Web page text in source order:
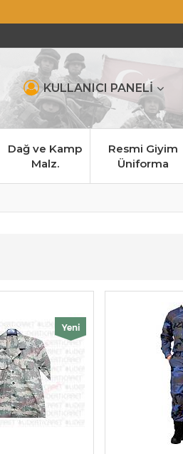
KULLANICI PANELİ
Dağ ve Kamp
Malz.
Resmi Giyim
Üniforma